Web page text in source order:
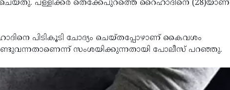
പള്ളിക്കര തെക്കേപുറത്തെ റൈഹാദിനെ (28)യാണ്
പിടികൂടി ചോദ്യം ചെയ്തപ്പോഴാണ് കൈവശം
സംശയിക്കുന്നതായി പോലീസ് പറഞ്ഞു.